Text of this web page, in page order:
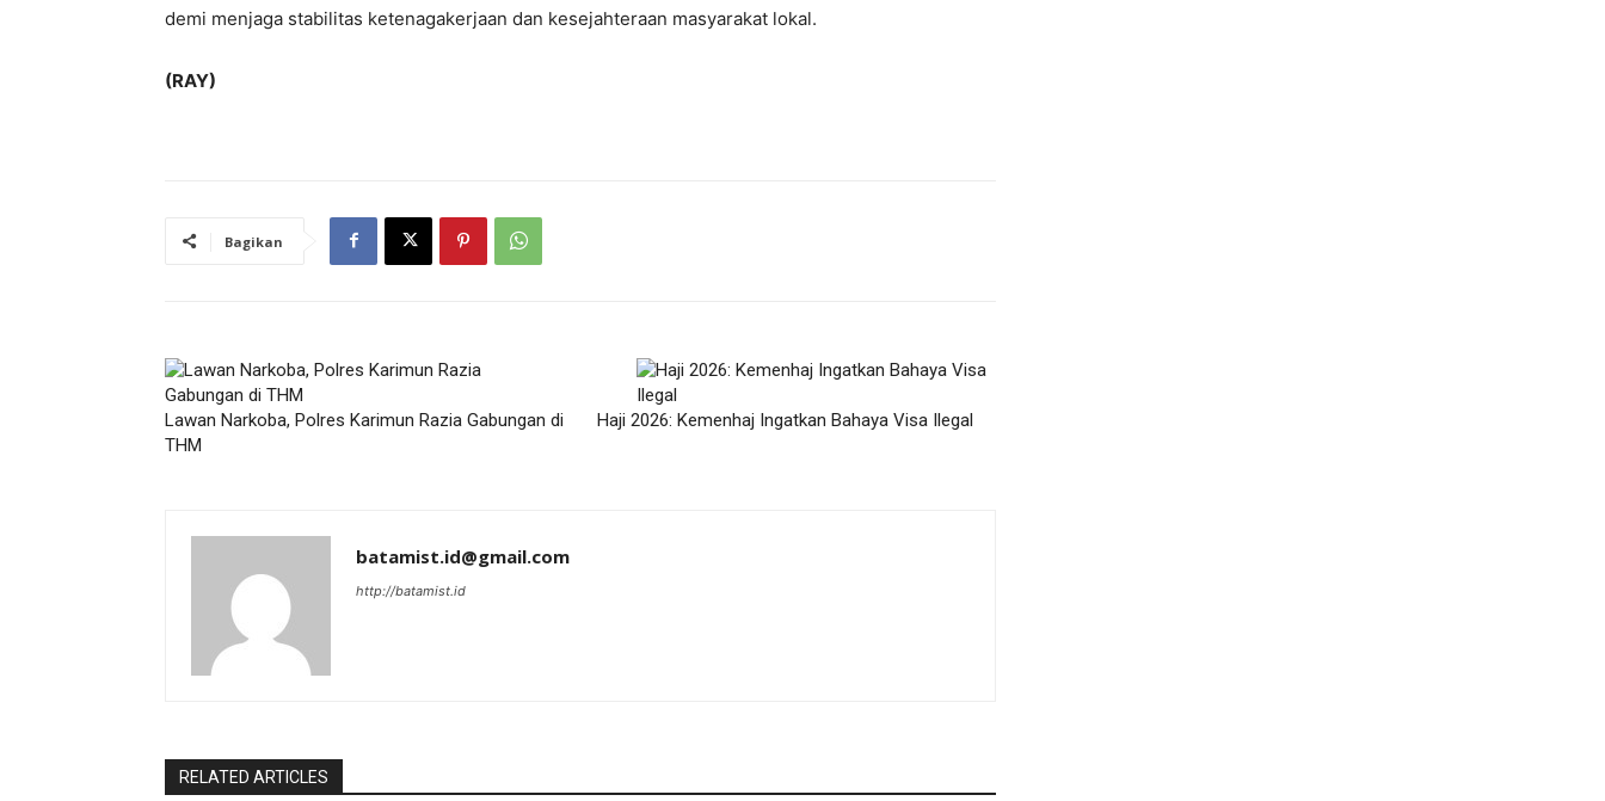
demi menjaga stabilitas ketenagakerjaan dan kesejahteraan masyarakat lokal.
(RAY)
Bagikan
Lawan Narkoba, Polres Karimun Razia Gabungan di
THM
Haji 2026: Kemenhaj Ingatkan Bahaya Visa Ilegal
batamist.id@gmail.com
http://batamist.id
RELATED ARTICLES